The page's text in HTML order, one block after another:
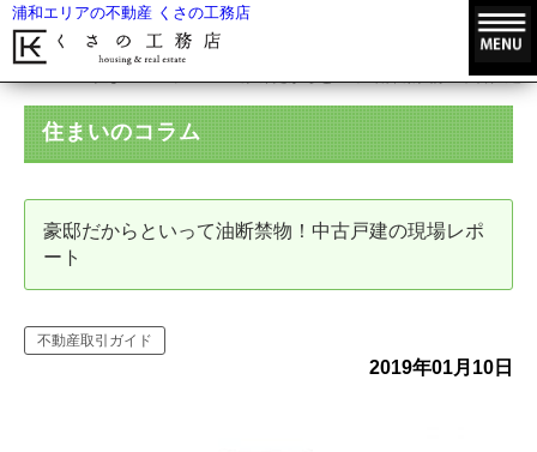
浦和エリアの不動産 くさの工務店
豪邸だからといって油断禁物！中古戸建
住まいのコラム
豪邸だからといって油断禁物！中古戸建の現場レポ
ート
不動産取引ガイド
2019年01月10日